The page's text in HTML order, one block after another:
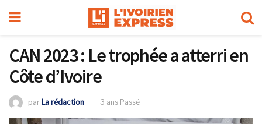
CAN 2023 : Le trophée a atterri en
Côte d’Ivoire
parLa rédaction 3 ans Passé